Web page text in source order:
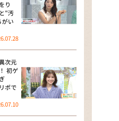
Z塚田×福井アナ
ねん！？」（news お
台所 ～きょうの献立 何
アンなり！シーズン２
す旅サラダ
ュースライブ 正義の
り
“汚
がい
次元
初ゲ
ポで